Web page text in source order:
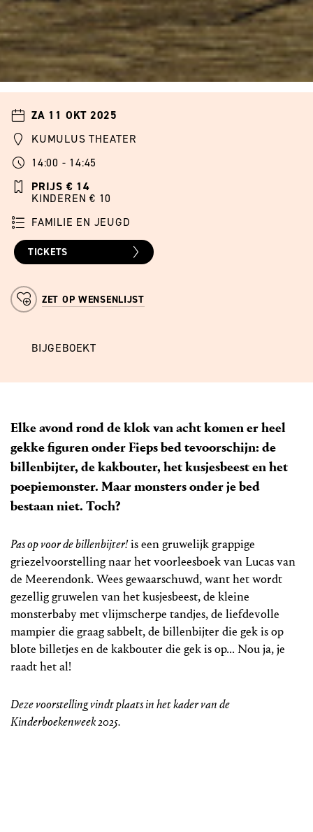
Elke avond rond de klok van acht komen er heel
gekke figuren onder Fieps bed tevoorschijn: de
billenbijter, de kakbouter, het kusjesbeest en het
poepiemonster. Maar monsters onder je bed
bestaan niet. Toch?
Pas op voor de billenbijter!is een gruwelijk grappige
griezelvoorstelling naar het voorleesboek van Lucas van
de Meerendonk. Wees gewaarschuwd, want het wordt
gezellig gruwelen van het kusjesbeest, de kleine
monsterbaby met vlijmscherpe tandjes, de liefdevolle
mampier die graag sabbelt, de billenbijter die gek is op
blote billetjes en de kakbouter die gek is op... Nou ja, je
raadt het al!
Deze voorstelling vindt plaats in het kader van de
Kinderboekenweek 2025.
ZA 11 OKT 2025
KUMULUS THEATER
14:00 - 14:45
PRIJS € 14
KINDEREN € 10
FAMILIE EN JEUGD
TICKETS
ZET OP WENSENLIJST
BIJGEBOEKT